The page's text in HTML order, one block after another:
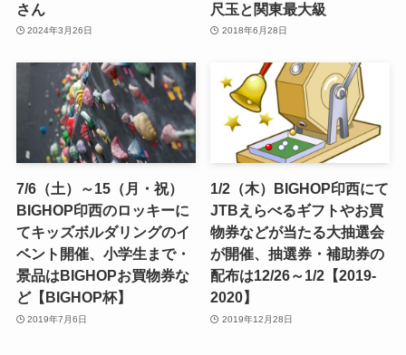
さん
2024年3月26日
尺玉と関東最大級
2018年6月28日
7/6（土）～15（月・祝）
BIGHOP印西のロッキーに
てキッズボルダリングのイ
ベント開催、小学生まで・
景品はBIGHOPお買物券な
ど【BIGHOP杯】
2019年7月6日
1/2（木）BIGHOP印西にて
JTBえらべるギフトやお買
物券などが当たる大抽選会
が開催、抽選券・補助券の
配布は12/26～1/2【2019-
2020】
2019年12月28日